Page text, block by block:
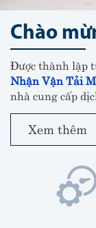
Chào
Được thành lập
Nhận Vận Tải
nhà cung cấp
khai thuê hải
Việt Nam.
Xem thêm